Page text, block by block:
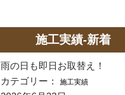
施工実績-新着
雨の日も即日お取替え！
カテゴリー：
施工実績